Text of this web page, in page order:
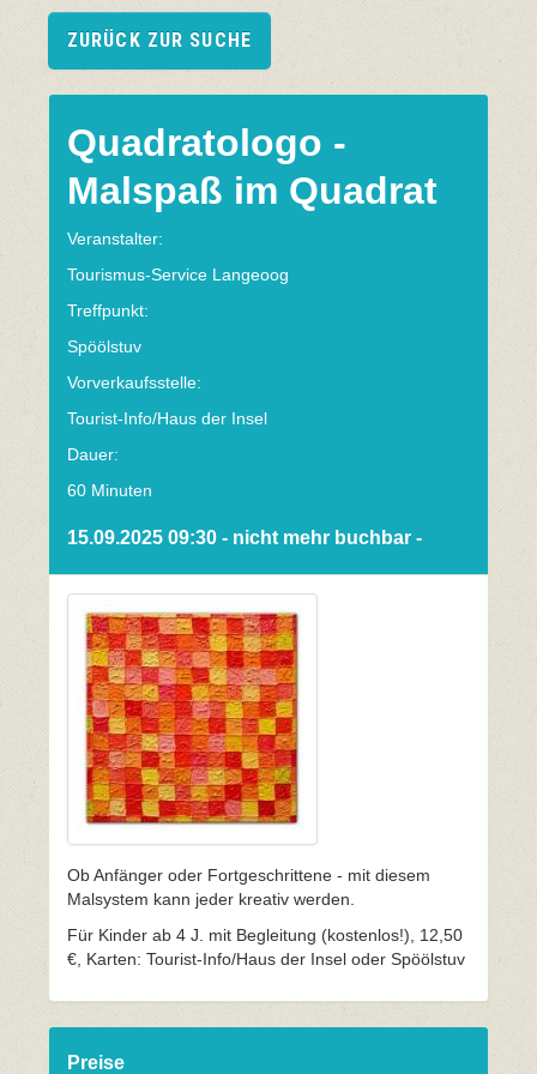
ZURÜCK ZUR SUCHE
Quadratologo -
Malspaß im Quadrat
Veranstalter:
Tourismus-Service Langeoog
Treffpunkt:
Spöölstuv
Vorverkaufsstelle:
Tourist-Info/Haus der Insel
Dauer:
60 Minuten
15.09.2025 09:30 - nicht mehr buchbar -
Ob Anfänger oder Fortgeschrittene - mit diesem
Malsystem kann jeder kreativ werden.
Für Kinder ab 4 J. mit Begleitung (kostenlos!), 12,50
€, Karten: Tourist-Info/Haus der Insel oder Spöölstuv
Preise